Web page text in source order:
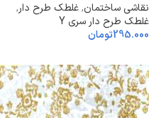
نقاشی ساختمان,غلطک طرح دار,
غلطک طرح دار سری Y
295.000تومان